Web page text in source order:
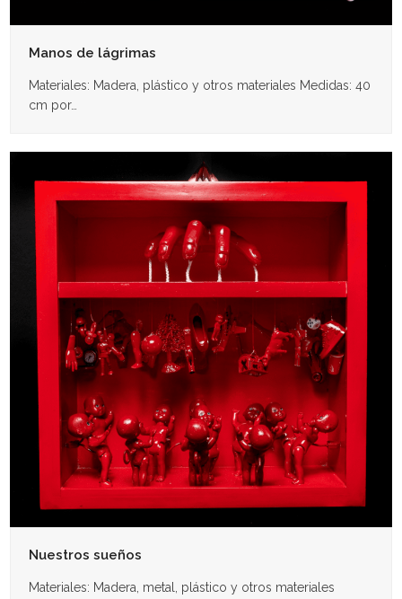
Manos de lágrimas
Materiales: Madera, plástico y otros materiales Medidas: 40
cm por…
Nuestros sueños
Materiales: Madera, metal, plástico y otros materiales